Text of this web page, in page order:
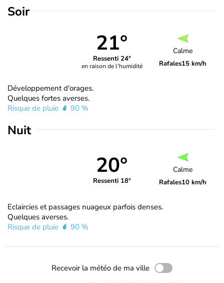
Soir
21°
Ressenti 24°
en raison de l'humidité
Calme
Rafales15 km/h
Développement d'orages.
Quelques fortes averses.
Risque de pluie
90 %
Nuit
20°
Ressenti 18°
Calme
Rafales10 km/h
Eclaircies et passages nuageux parfois denses.
Quelques averses.
Risque de pluie
90 %
Recevoir la météo de ma ville